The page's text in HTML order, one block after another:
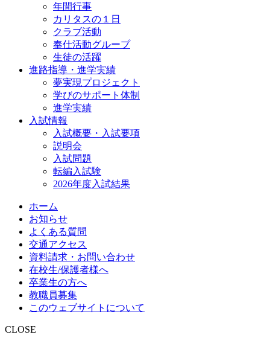
年間行事
カリタスの１日
クラブ活動
奉仕活動グループ
生徒の活躍
進路指導・進学実績
夢実現プロジェクト
学びのサポート体制
進学実績
入試情報
入試概要・入試要項
説明会
入試問題
転編入試験
2026年度入試結果
ホーム
お知らせ
よくある質問
交通アクセス
資料請求・お問い合わせ
在校生/保護者様へ
卒業生の方へ
教職員募集
このウェブサイトについて
CLOSE